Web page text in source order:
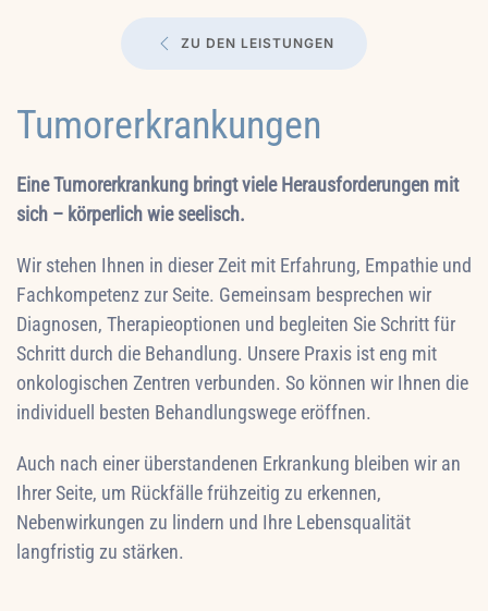
ZU DEN LEISTUNGEN
Tumorerkrankungen
Eine Tumorerkrankung bringt viele Herausforderungen mit
sich – körperlich wie seelisch.
Wir stehen Ihnen in dieser Zeit mit Erfahrung, Empathie und
Fachkompetenz zur Seite. Gemeinsam besprechen wir
Diagnosen, Therapieoptionen und begleiten Sie Schritt für
Schritt durch die Behandlung. Unsere Praxis ist eng mit
onkologischen Zentren verbunden. So können wir Ihnen die
individuell besten Behandlungswege eröffnen.
Auch nach einer überstandenen Erkrankung bleiben wir an
Ihrer Seite, um Rückfälle frühzeitig zu erkennen,
Nebenwirkungen zu lindern und Ihre Lebensqualität
langfristig zu stärken.